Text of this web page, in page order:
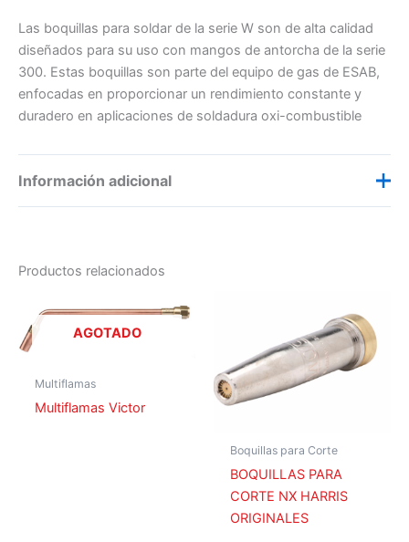
Las boquillas para soldar de la serie W son de alta calidad
diseñados para su uso con mangos de antorcha de la serie
300. Estas boquillas son parte del equipo de gas de ESAB,
enfocadas en proporcionar un rendimiento constante y
duradero en aplicaciones de soldadura oxi-combustible
Información adicional
0323-0122
Boquilla para soldar Victor 4-W
0323-0130
00071
Boquilla para soldar Victor 6-W
Productos relacionados
AGOTADO
Multiflamas
Multiflamas Victor
Boquillas para Corte
BOQUILLAS PARA
CORTE NX HARRIS
ORIGINALES